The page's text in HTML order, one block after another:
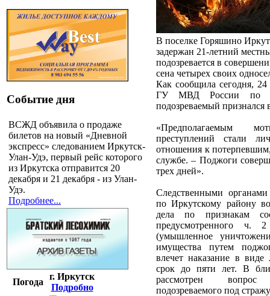
Событие дня
ВСЖД объявила о продаже
билетов на новый «Дневной
экспресс» следованием Иркутск-
Улан-Удэ, первый рейс которого
из Иркутска отправится 20
декабря и 21 декабря - из Улан-
Удэ.
Подробнее...
Погода
г. Иркутск
Подробно
В поселке Горяшино
задержан 21-летний
подозревается в
сена четырех своих
Как сообщила сегодня, 24
ГУ МВД России по
подозреваемый признался
«Предполагаемым
преступлений стали
отношения к
службе. – Поджоги
трех дней».
Следственными
по Иркутскому району
дела по признакам
предусмотренного
(умышленное
имущества путем
влечет наказание в
срок до пяти лет. В
рассмотрен
подозреваемого под